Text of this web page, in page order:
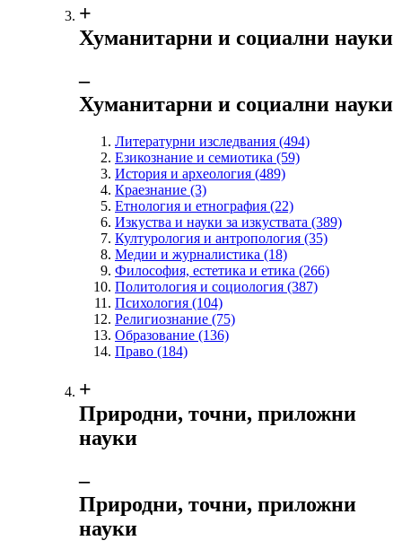
+
Хуманитарни и социални науки
‒
Хуманитарни и социални науки
Литературни изследвания (494)
Езикознание и семиотика (59)
История и археология (489)
Краезнание (3)
Етнология и етнография (22)
Изкуства и науки за изкуствата (389)
Културология и антропология (35)
Медии и журналистика (18)
Философия, естетика и етика (266)
Политология и социология (387)
Психология (104)
Религиознание (75)
Образование (136)
Право (184)
+
Природни, точни, приложни
науки
‒
Природни, точни, приложни
науки